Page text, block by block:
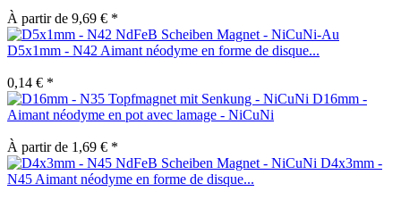
À partir de 9,69 € *
D5x1mm - N42 Aimant néodyme en forme de disque...
0,14 € *
D16mm -
Aimant néodyme en pot avec lamage - NiCuNi
À partir de 1,69 € *
D4x3mm -
N45 Aimant néodyme en forme de disque...